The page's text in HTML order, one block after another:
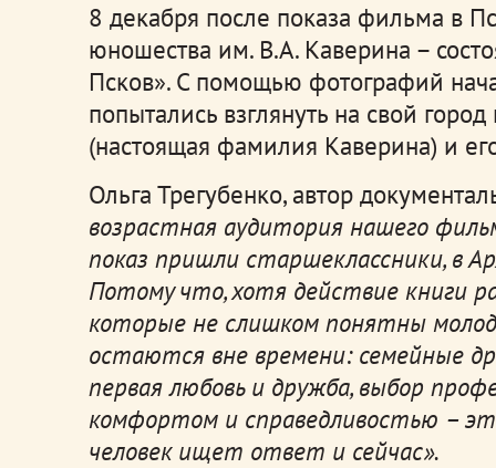
8 декабря после показа фильма в
юношества им. В.А. Каверина –
Псков». С помощью фотографий
попытались взглянуть на свой
(настоящая фамилия Каверина) и
Ольга Трегубенко, автор
возрастная аудитория нашего
показ пришли старшеклассники, в
Потому что, хотя действие книги
которые не слишком понятны
остаются вне времени: семейные
первая любовь и дружба, выбор
комфортом и справедливостью –
человек ищет ответ и сейчас».